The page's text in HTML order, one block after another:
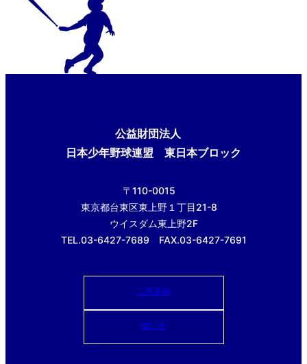
公益財団法人
日本少年野球連盟 東日本ブロック
〒110-0015
東京都台東区東上野１丁目21-8
ウイスダム東上野2F
TEL.03-6427-7689 FAX.03-6427-7691
ご意見箱
使い方